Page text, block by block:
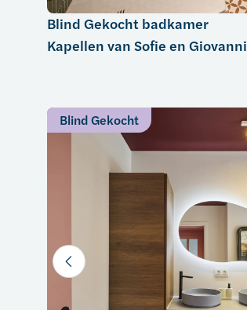
Blind Gekocht badkamer
Kapellen van Sofie en Giovanni
Blind Gekocht